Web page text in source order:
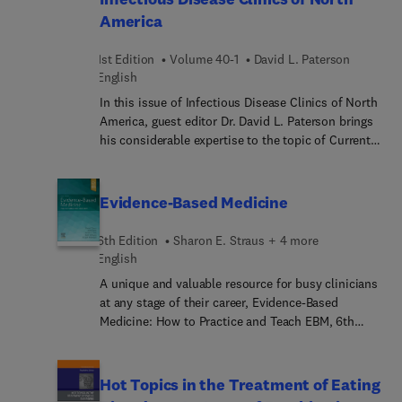
ultimately enhancing the quality of sleep and
America
1st Edition Volume 40-1
David L. Paterson
English
In this issue of Infectious Disease Clinics of North
America, guest editor Dr. David L. Paterson brings
his considerable expertise to the topic of Current
experts provide current reviews that highlight
faced by clinicians when they encounter multi-
resistant bacteria. Articles cover management of
diagnostic strategies for antibiotic-resistant
bacteria causing bloodstream infection; current
management strategies for hypervirulent
Evidence-Based Medicine
6th Edition
Sharon E. Straus + 4 more
English
A unique and valuable resource for busy clinicians
at any stage of their career, Evidence-Based
Medicine: How to Practice and Teach EBM, 6th
medicine (EBM). This classic introduction to EBM
has been thoroughly updated from cover to cover,
Hot Topics in the Treatment of Eating